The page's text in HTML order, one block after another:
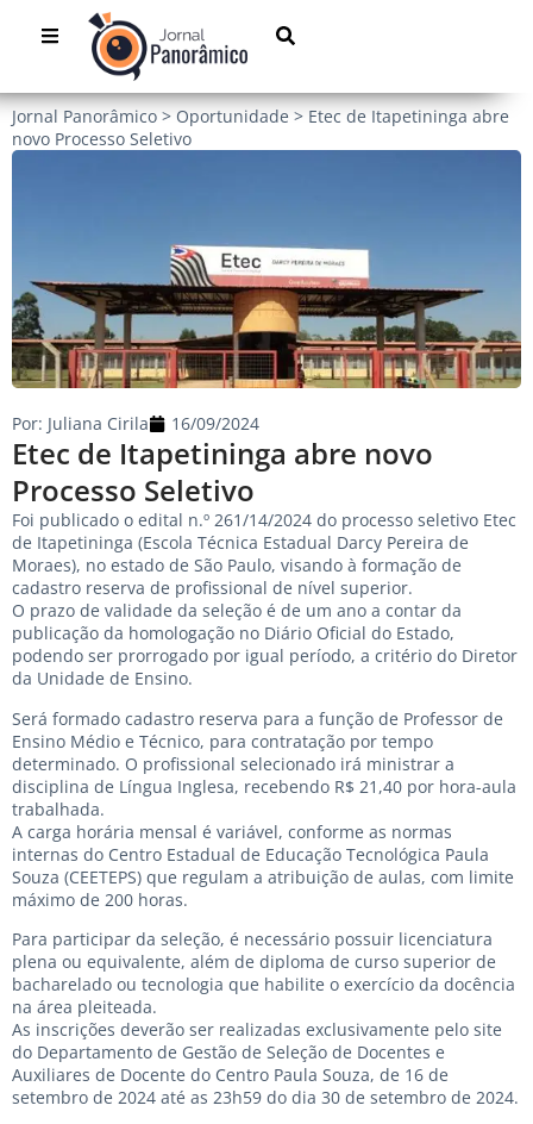
Jornal Panorâmico > Oportunidade > Etec de Itapetininga abre
novo Processo Seletivo
Etec de Itapetininga abre novo
Processo Seletivo
Por: Juliana Cirila 16/09/2024
Foi publicado o edital n.º 261/14/2024 do processo seletivo Etec
de Itapetininga (Escola Técnica Estadual Darcy Pereira de
Moraes), no estado de São Paulo, visando à formação de
cadastro reserva de profissional de nível superior.
O prazo de validade da seleção é de um ano a contar da
publicação da homologação no Diário Oficial do Estado,
podendo ser prorrogado por igual período, a critério do Diretor
da Unidade de Ensino.
Será formado cadastro reserva para a função de Professor de
Ensino Médio e Técnico, para contratação por tempo
determinado. O profissional selecionado irá ministrar a
disciplina de Língua Inglesa, recebendo R$ 21,40 por hora-aula
trabalhada.
A carga horária mensal é variável, conforme as normas
internas do Centro Estadual de Educação Tecnológica Paula
Souza (CEETEPS) que regulam a atribuição de aulas, com limite
máximo de 200 horas.
Para participar da seleção, é necessário possuir licenciatura
plena ou equivalente, além de diploma de curso superior de
bacharelado ou tecnologia que habilite o exercício da docência
na área pleiteada.
As inscrições deverão ser realizadas exclusivamente pelo site
do Departamento de Gestão de Seleção de Docentes e
Auxiliares de Docente do Centro Paula Souza, de 16 de
setembro de 2024 até as 23h59 do dia 30 de setembro de 2024.